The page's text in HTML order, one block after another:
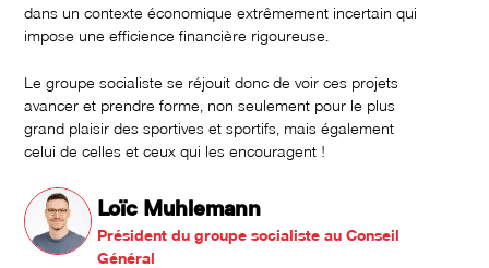
dans un contexte économique extrêmement incertain qui
impose une efficience financière rigoureuse.
Le groupe socialiste se réjouit donc de voir ces projets
avancer et prendre forme, non seulement pour le plus
grand plaisir des sportives et sportifs, mais également
celui de celles et ceux qui les encouragent !
Loïc Muhlemann
Président du groupe socialiste au Conseil
Général